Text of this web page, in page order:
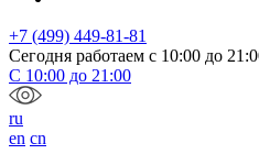
+7 (499) 449-81-81
Сегодня работаем с 10:00 до
С 10:00 до 21:00
ru
en cn